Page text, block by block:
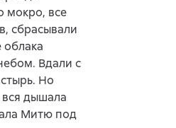
мокро, все
сбрасывали
Вдали с
Но
вся дышала
Митю под